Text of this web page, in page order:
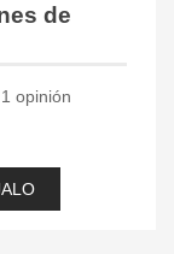
de
1 opinión